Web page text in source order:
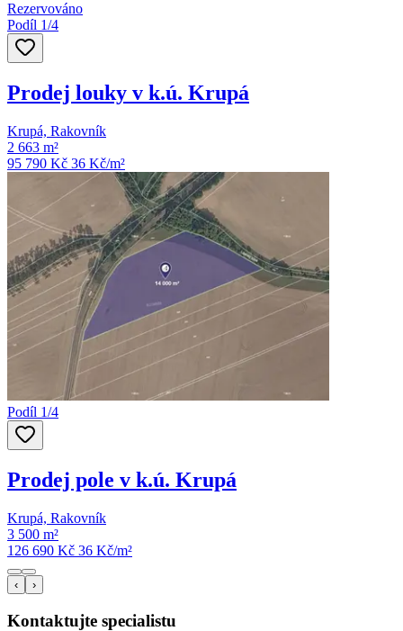
Rezervováno
Podíl 1/4
Prodej louky v k.ú. Krupá
Krupá, Rakovník
2 663 m²
95 790 Kč 36 Kč/m²
Podíl 1/4
Prodej pole v k.ú. Krupá
Krupá, Rakovník
3 500 m²
126 690 Kč 36 Kč/m²
‹ ›
Kontaktujte specialistu